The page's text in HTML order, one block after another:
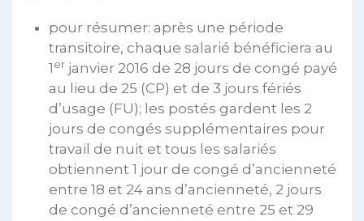
pour résumer: après une période
transitoire, chaque salarié bénéficiera au
1 er janvier 2016 de 28 jours de congé payé
au lieu de 25 (CP) et de 3 jours fériés
d’usage (FU); les postés gardent les 2
jours de congés supplémentaires pour
travail de nuit et tous les salariés
obtiennent 1 jour de congé d’ancienneté
entre 18 et 24 ans d’ancienneté, 2 jours
de congé d’ancienneté entre 25 et 29